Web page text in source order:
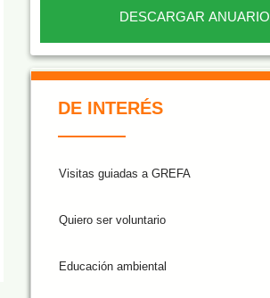
DESCARGAR ANUARIO
DE INTERÉS
Visitas guiadas a GREFA
Quiero ser voluntario
Educación ambiental